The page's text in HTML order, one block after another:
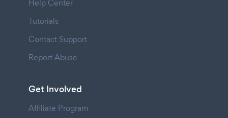
Help Center
Tutorials
Contact Support
Report Abuse
Get Involved
Affiliate Program